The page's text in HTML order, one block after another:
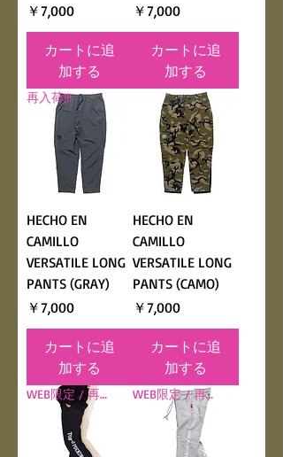
価格
￥7,000
カートに追
加する
価格
￥7,000
カートに追
加する
再入荷!!!
HECHO EN
CAMILLO
VERSATILE LONG
PANTS (GRAY)
価格
￥7,000
カートに追
加する
HECHO EN
CAMILLO
VERSATILE LONG
PANTS (CAMO)
価格
￥7,000
カートに追
加する
WEB限定 / 再入荷!! WEB限定 / 再入荷!!